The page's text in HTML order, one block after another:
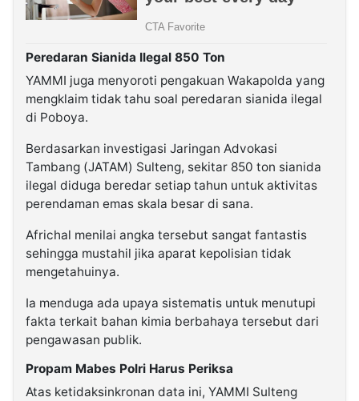
Peredaran Sianida Ilegal 850 Ton
YAMMI juga menyoroti pengakuan Wakapolda yang
mengklaim tidak tahu soal peredaran sianida ilegal
di Poboya.
Berdasarkan investigasi Jaringan Advokasi
Tambang (JATAM) Sulteng, sekitar 850 ton sianida
ilegal diduga beredar setiap tahun untuk aktivitas
perendaman emas skala besar di sana.
Africhal menilai angka tersebut sangat fantastis
sehingga mustahil jika aparat kepolisian tidak
mengetahuinya.
Ia menduga ada upaya sistematis untuk menutupi
fakta terkait bahan kimia berbahaya tersebut dari
pengawasan publik.
Propam Mabes Polri Harus Periksa
Atas ketidaksinkronan data ini, YAMMI Sulteng